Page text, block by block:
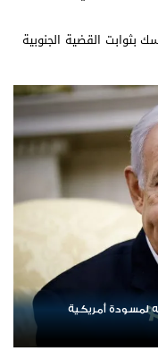
بثوابت القضية الجنوبية
على جنوب لبنان